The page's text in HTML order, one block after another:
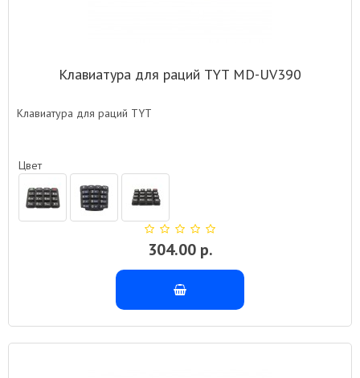
Клавиатура для раций TYT MD-UV390
Клавиатура для раций TYT
Цвет
304.00 р.